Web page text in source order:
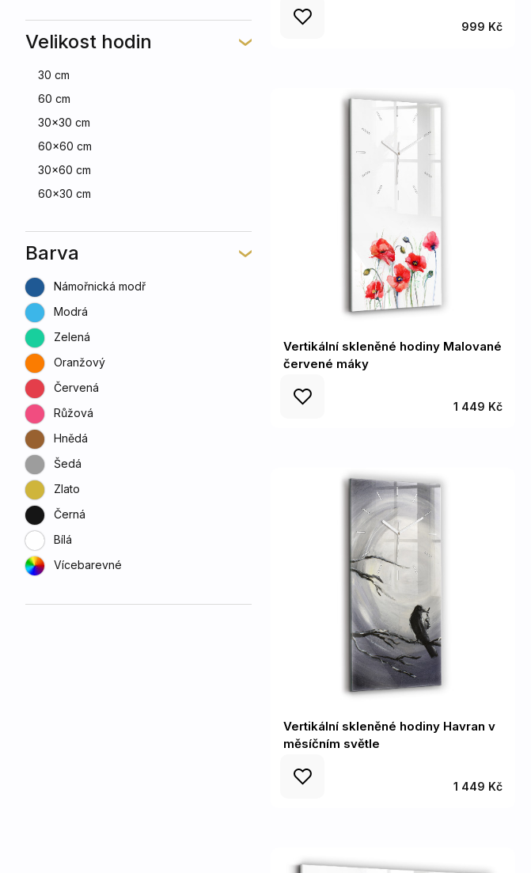
Velikost hodin
30 cm
60 cm
30x30 cm
60x60 cm
30x60 cm
60x30 cm
Barva
Námořnická modř
Modrá
Zelená
Oranžový
Červená
Růžová
Hnědá
Šedá
Zlato
Černá
Bílá
Vícebarevné
999 Kč
Vertikální skleněné hodiny Malované
červené máky
1 449 Kč
Vertikální skleněné hodiny Havran v
měsíčním světle
1 449 Kč